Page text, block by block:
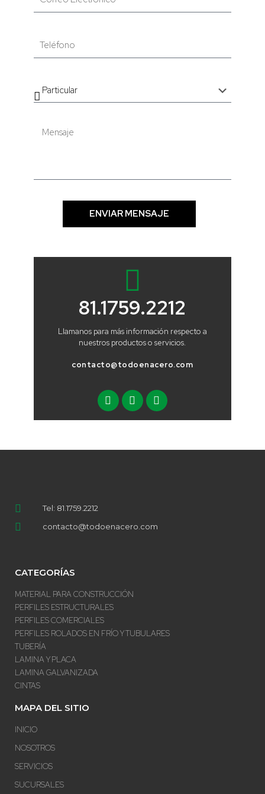
ENVIAR MENSAJE
81.1759.2212
Llamanos para más información respecto a
nuestros productos o servicios.
contacto@todoenacero.com
Tel: 81.1759.2212
contacto@todoenacero.com
CATEGORÍAS
MATERIAL PARA CONSTRUCCIÓN
PERFILES ESTRUCTURALES
PERFILES COMERCIALES
PERFILES ROLADOS EN FRÍO Y TUBULARES
TUBERÍA
LAMINA Y PLACA
LAMINA GALVANIZADA
CINTAS
MAPA DEL SITIO
INICIO
NOSOTROS
SERVICIOS
SUCURSALES